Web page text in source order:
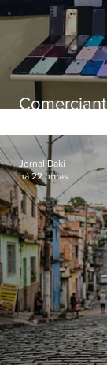
loja
Jornal Daki
há 22 horas